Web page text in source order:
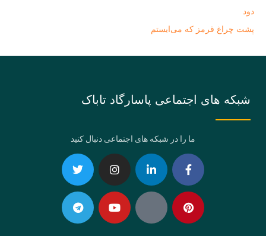
دود
پشت چراغ قرمز که می‌ایستم
شبکه های اجتماعی پاسارگاد تاباک
ما را در شبکه های اجتماعی دنبال کنید
Facebook-
f
Linkedin-
in
Instagram
Twitter Pinterest
Eaparat
Youtube
Telegram